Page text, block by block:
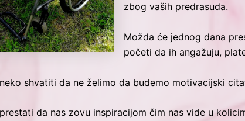
zbog vaših predrasuda.
Možda će jednog dana
početi da ih angažuju,
shvatiti da ne želimo da budemo motivacijski
da nas zovu inspiracijom čim nas vide u